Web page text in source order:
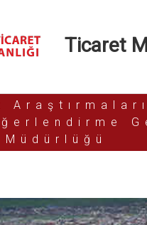
Ticaret
Müdürlüğü